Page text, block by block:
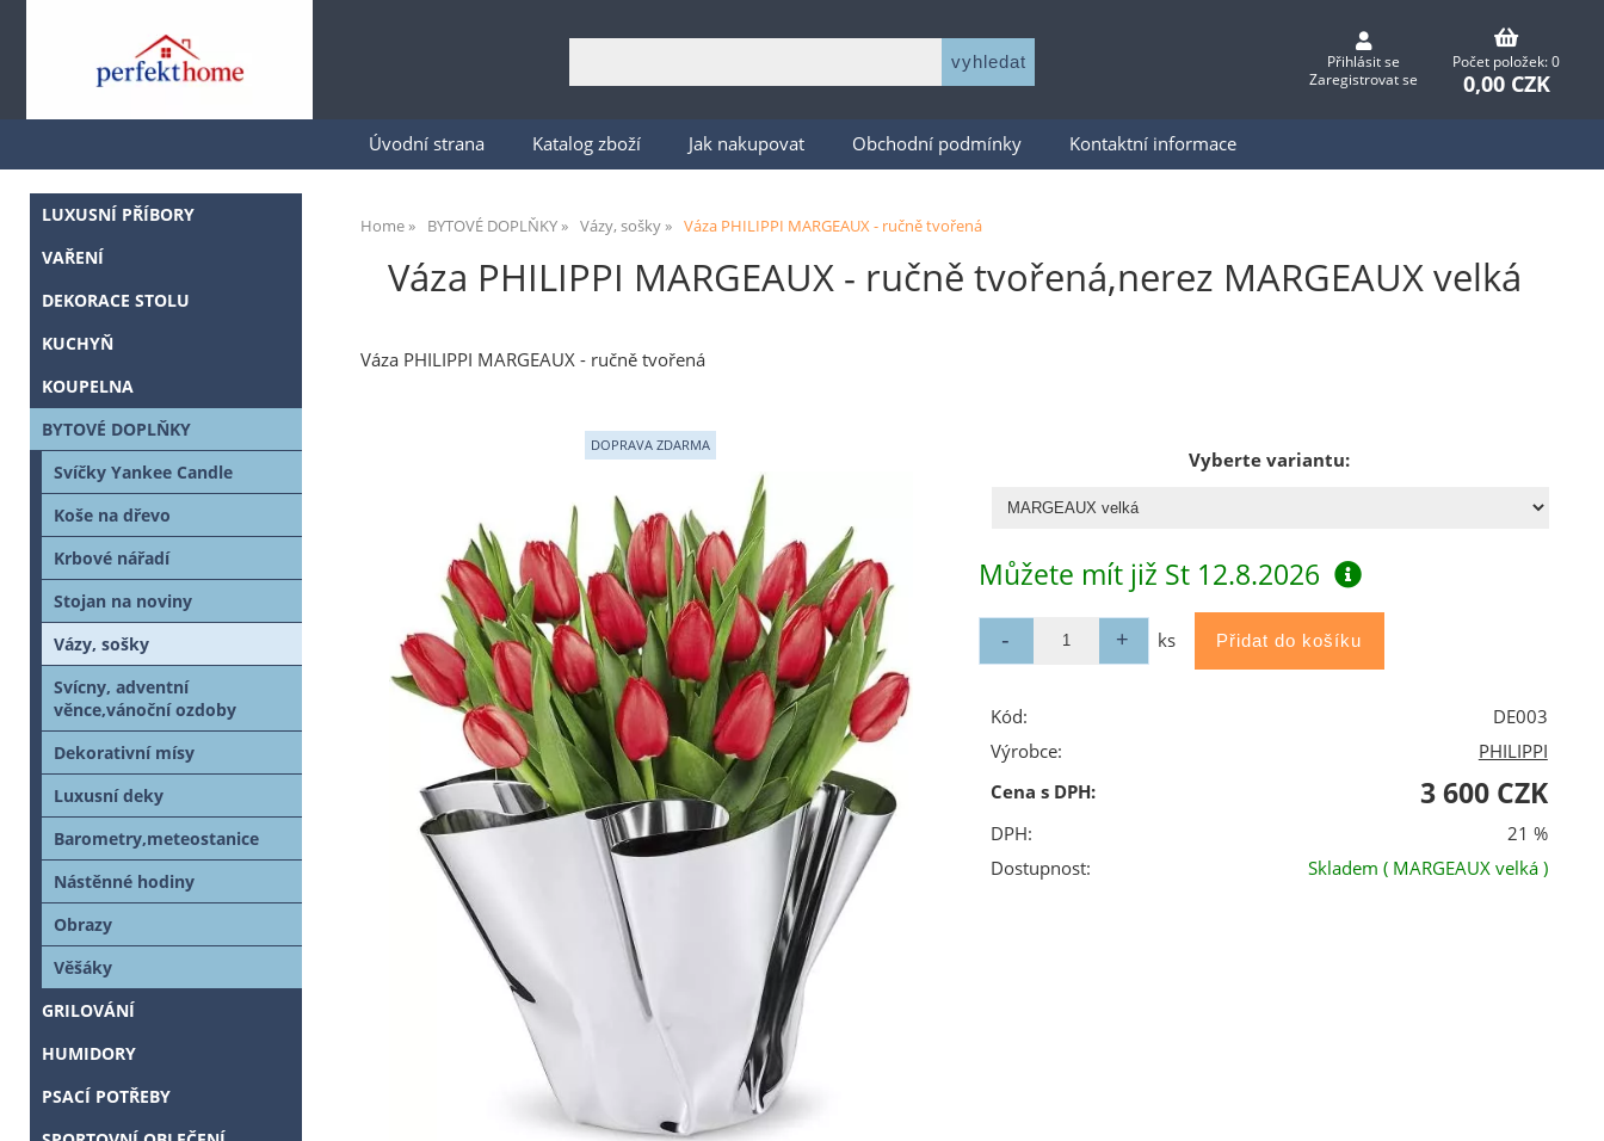
Přihlásit se
Zaregistrovat se
Počet položek: 0
0,00 CZK
Úvodní strana Katalog zboží Jak nakupovat Obchodní podmínky Kontaktní informace
Home BYTOVÉ DOPLŇKY Vázy, sošky Váza PHILIPPI MARGEAUX - ručně tvořená
Váza PHILIPPI MARGEAUX - ručně tvořená,nerez MARGEAUX velká
Váza PHILIPPI MARGEAUX - ručně tvořená
Vyberte variantu:
Můžete mít již St 12.8.2026
ks
Kód:
DE003
Výrobce:
PHILIPPI
Cena s DPH:
3 600 CZK
DPH:
21 %
Dostupnost:
Skladem ( MARGEAUX velká )
LUXUSNÍ PŘÍBORY
VAŘENÍ
DEKORACE STOLU
KUCHYŇ
KOUPELNA
BYTOVÉ DOPLŇKY
Svíčky Yankee Candle
Koše na dřevo
Krbové nářadí
Stojan na noviny
Vázy, sošky
Svícny, adventní
věnce,vánoční ozdoby
Dekorativní mísy
Luxusní deky
Barometry,meteostanice
Nástěnné hodiny
Obrazy
Věšáky
GRILOVÁNÍ
HUMIDORY
PSACÍ POTŘEBY